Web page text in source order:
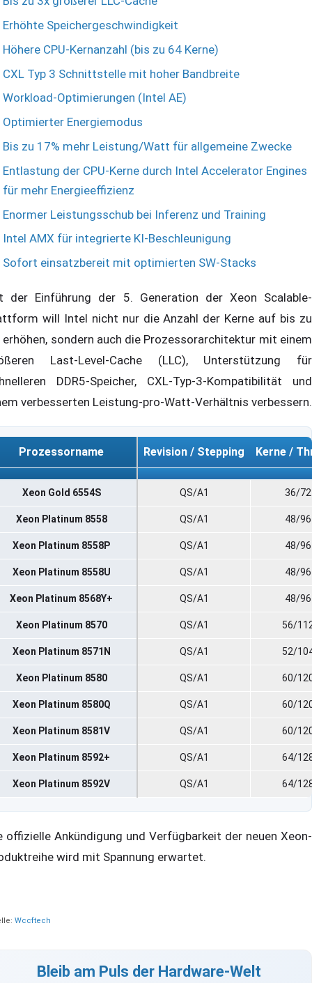
Erhöhte Speichergeschwindigkeit
Höhere CPU-Kernanzahl (bis zu 64 Kerne)
CXL Typ 3 Schnittstelle mit hoher Bandbreite
Workload-Optimierungen (Intel AE)
Optimierter Energiemodus
Bis zu 17% mehr Leistung/Watt für allgemeine Zwecke
Entlastung der CPU-Kerne durch Intel Accelerator Engines
für mehr Energieeffizienz
Enormer Leistungsschub bei Inferenz und Training
Intel AMX für integrierte KI-Beschleunigung
Sofort einsatzbereit mit optimierten SW-Stacks
der Einführung der 5. Generation der Xeon Scalable-
will Intel nicht nur die Anzahl der Kerne auf bis zu
erhöhen, sondern auch die Prozessorarchitektur mit einem
Last-Level-Cache (LLC), Unterstützung für
DDR5-Speicher, CXL-Typ-3-Kompatibilität und
verbesserten Leistung-pro-Watt-Verhältnis verbessern.
Prozessorname Revision / Stepping Kerne /
Prozessorname Revision / Stepping Kerne /
Xeon Gold 6554S QS/A1 36/72
Xeon Platinum 8558 QS/A1 48/96
Xeon Platinum 8558P QS/A1 48/96
Xeon Platinum 8558U QS/A1 48/96
Xeon Platinum 8568Y+ QS/A1 48/96
Xeon Platinum 8570 QS/A1 56/
Xeon Platinum 8571N QS/A1 52/
Xeon Platinum 8580 QS/A1 60/
Xeon Platinum 8580Q QS/A1 60/
Xeon Platinum 8581V QS/A1 60/
Xeon Platinum 8592+ QS/A1 64/
Xeon Platinum 8592V QS/A1 64/
offizielle Ankündigung und Verfügbarkeit der neuen Xeon-
wird mit Spannung erwartet.
Wccftech
Bleib am Puls der Hardware-Welt